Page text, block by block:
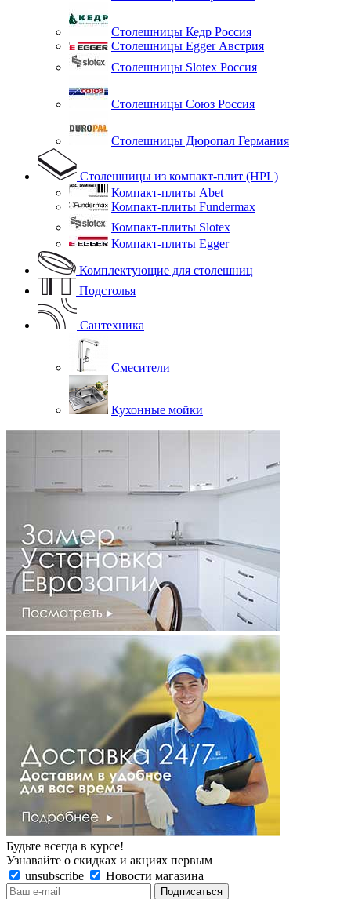
Столешницы Кедр Россия
Столешницы Egger Австрия
Столешницы Slotex Россия
Столешницы Союз Россия
Столешницы Дюропал Германия
Столешницы из компакт-плит (HPL)
Компакт-плиты Abet
Компакт-плиты Fundermax
Компакт-плиты Slotex
Компакт-плиты Egger
Комплектующие для столешниц
Подстолья
Сантехника
Смесители
Кухонные мойки
Будьте всегда в курсе!
Узнавайте о скидках и акциях первым
unsubscribe
Новости магазина